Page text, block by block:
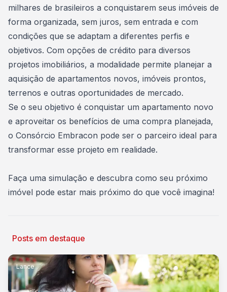
milhares de brasileiros a conquistarem seus imóveis de
forma organizada, sem juros, sem entrada e com
condições que se adaptam a diferentes perfis e
objetivos. Com opções de crédito para diversos
projetos imobiliários, a modalidade permite planejar a
aquisição de apartamentos novos, imóveis prontos,
terrenos e outras oportunidades de mercado.
Se o seu objetivo é conquistar um apartamento novo
e aproveitar os benefícios de uma compra planejada,
o Consórcio Embracon pode ser o parceiro ideal para
transformar esse projeto em realidade.
Faça uma simulação e descubra como seu próximo
imóvel pode estar mais próximo do que você imagina!
Posts em destaque
Lance